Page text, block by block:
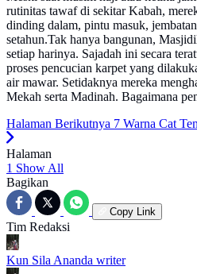
rutinitas tawaf di sekitar Kabah,
dinding dalam, pintu masuk,
setahun.Tak hanya bangunan,
setiap harinya. Sajadah ini secara
proses pencucian karpet yang
air mawar. Setidaknya mereka
Mekah serta Madinah. Bagaimana
Halaman Berikutnya 7 Warna Cat
Halaman
1 Show All
Bagikan
Copy Link
Tim Redaksi
Kun Sila Ananda writer